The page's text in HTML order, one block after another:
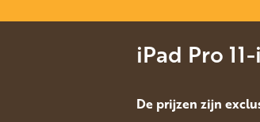
iPad Pro
De prijzen zijn